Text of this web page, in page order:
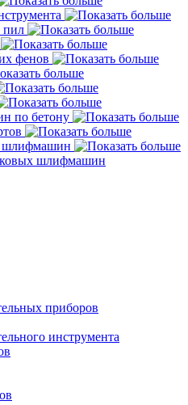
пил
фенов
по бетону
шлифмашин
шлифмашин
приборов
инструмента